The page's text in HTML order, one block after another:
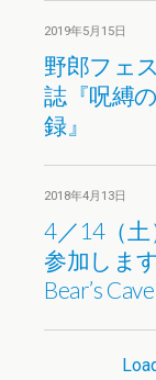
2019年5月15日
野郎フェ
誌『呪縛
録』
2018年4月13日
4／14（
参加しま
Bear’s Cave